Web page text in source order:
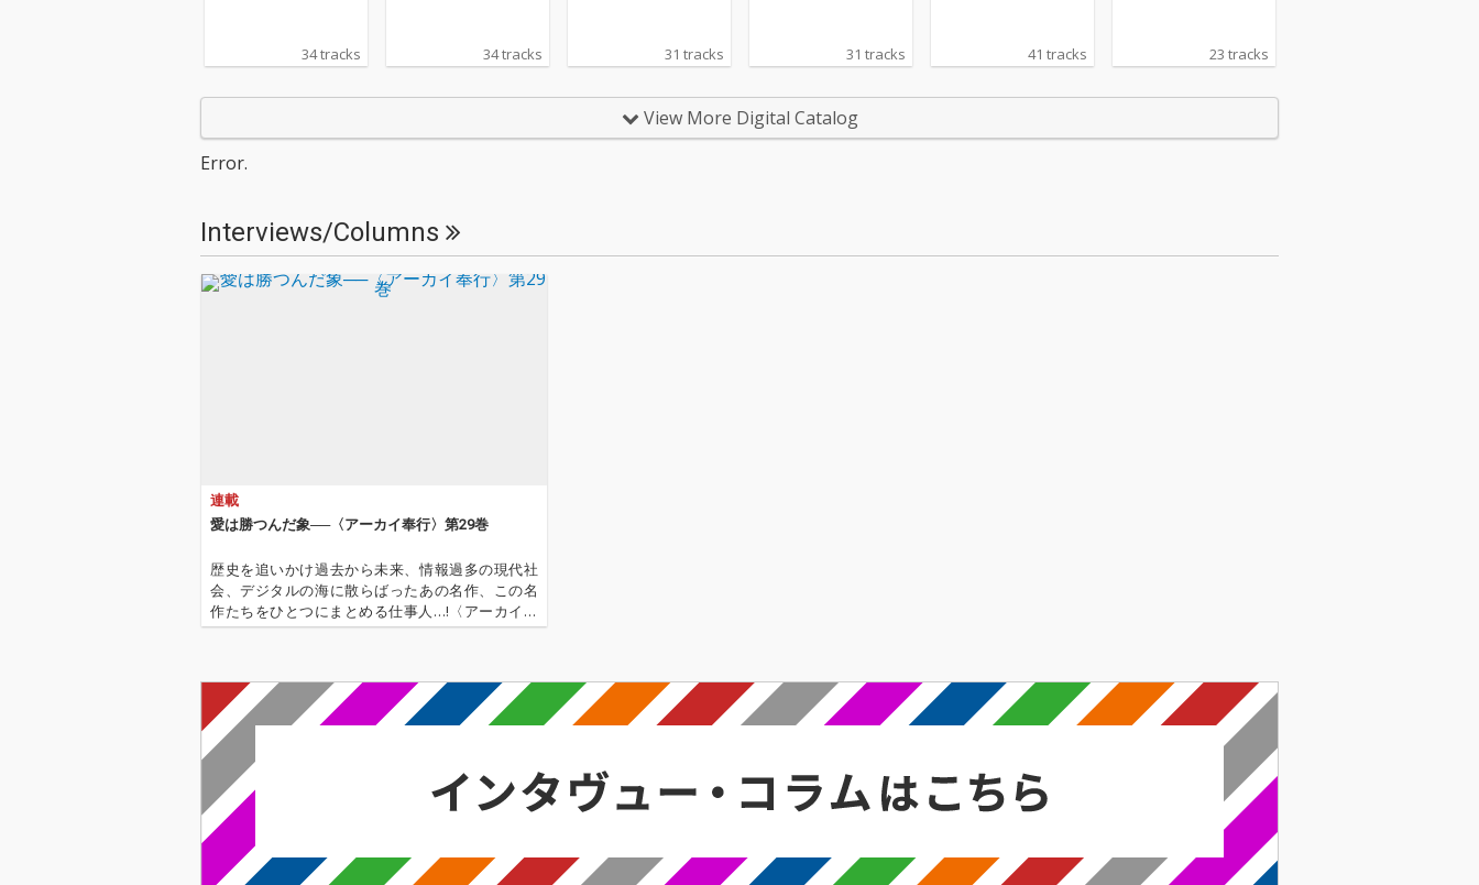
34 tracks 34 tracks 31 tracks 31 tracks 41 tracks 23 tracks
View More Digital Catalog
Error.
Interviews/Columns
連載
愛は勝つんだ象──〈アーカイ奉行〉第29巻
歴史を追いかけ過去から未来、情報過多の現代社
会、デジタルの海に散らばったあの名作、この名
作たちをひとつにまとめる仕事人…!〈アーカイ奉
行〉が今日もデジタルの乱世を治める…!'''〈アーカ